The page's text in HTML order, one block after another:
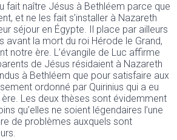
fait naître Jésus à Bethléem parce que
et ne les fait s’installer à Nazareth
séjour en Égypte. Il place par ailleurs
avant la mort du roi Hérode le Grand,
notre ère. L’évangile de Luc affirme
de Jésus résidaient à Nazareth
à Bethléem que pour satisfaire aux
ordonné par Quirinius qui a eu
ère. Les deux thèses sont évidemment
qu’elles ne soient légendaires l’une
de problèmes auxquels sont